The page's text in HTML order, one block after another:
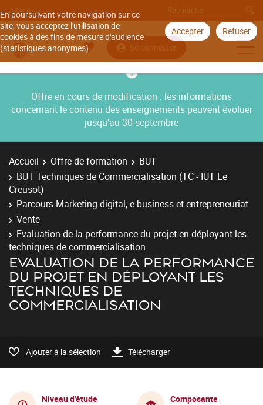
En poursuivant votre navigation sur ce
site, vous acceptez l'utilisation de
cookies à des fins de mesure d'audience
(statistiques anonymes).
Accepter Refuser
Aller à
Se connecter
Offre en cours de modification : les informations
concernant le contenu des enseignements peuvent évoluer
jusqu’au 30 septembre
Accueil Offre de formation
BUT
BUT Techniques de Commercialisation (TC - IUT Le
Creusot)
Parcours Marketing digital, e-business et entrepreneuriat
Vente
Evaluation de la performance du projet en déployant les
techniques de commercialisation
EVALUATION DE LA PERFORMANCE
DU PROJET EN DÉPLOYANT LES
TECHNIQUES DE
COMMERCIALISATION
Ajouter à la sélection Télécharger
Niveau d'étude
Composante